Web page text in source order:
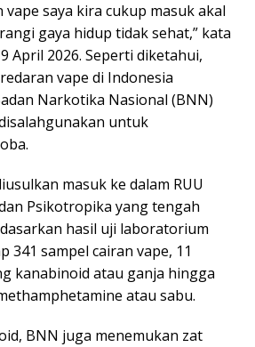
vape saya kira cukup masuk akal
gaya hidup tidak sehat,” kata
April 2026. Seperti diketahui,
vape di Indonesia
Narkotika Nasional (BNN)
untuk
masuk ke dalam RUU
Psikotropika yang tengah
hasil uji laboratorium
341 sampel cairan vape, 11
kanabinoid atau ganja hingga
atau sabu.
BNN juga menemukan zat